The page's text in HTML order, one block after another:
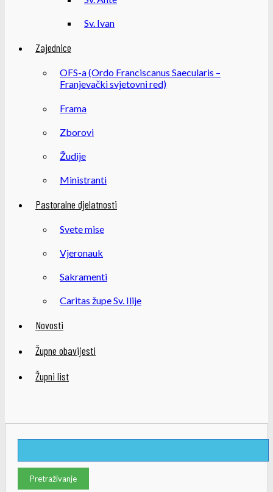
Sv. Ivan
Zajednice
OFS-a (Ordo Franciscanus Saecularis –
Franjevački svjetovni red)
Frama
Zborovi
Žudije
Ministranti
Pastoralne djelatnosti
Svete mise
Vjeronauk
Sakramenti
Caritas župe Sv. Ilije
Novosti
Župne obavijesti
Župni list